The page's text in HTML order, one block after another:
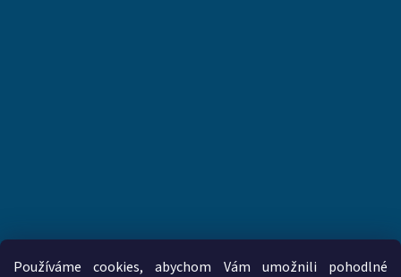
Používáme cookies, abychom Vám umožnili pohodlné